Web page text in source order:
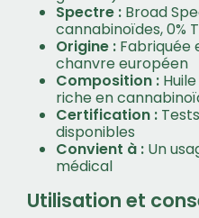
Spectre : Broad
cannabinoïdes, 0%
Origine : Fabriquée
chanvre européen
Composition :
riche en
Certification :
disponibles
Convient à : Un
médical
Utilisation et